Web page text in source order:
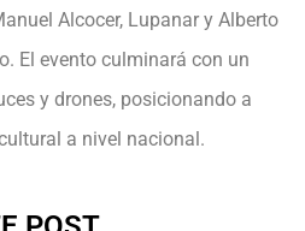
Alcocer, Lupanar y Alberto
El evento culminará con un
y drones, posicionando a
a nivel nacional.